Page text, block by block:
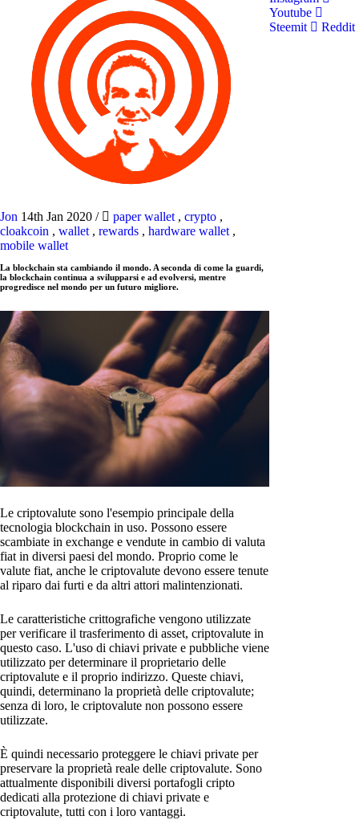
Jon 14th Jan 2020 / paper wallet , crypto ,
cloakcoin , wallet , rewards , hardware wallet ,
mobile wallet
La blockchain sta cambiando il mondo. A seconda di come la guardi,
la blockchain continua a svilupparsi e ad evolversi, mentre
progredisce nel mondo per un futuro migliore.
Le criptovalute sono l'esempio principale della
tecnologia blockchain in uso. Possono essere
scambiate in exchange e vendute in cambio di valuta
fiat in diversi paesi del mondo. Proprio come le
valute fiat, anche le criptovalute devono essere tenute
al riparo dai furti e da altri attori malintenzionati.
Le caratteristiche crittografiche vengono utilizzate
per verificare il trasferimento di asset, criptovalute in
questo caso. L'uso di chiavi private e pubbliche viene
utilizzato per determinare il proprietario delle
criptovalute e il proprio indirizzo. Queste chiavi,
quindi, determinano la proprietà delle criptovalute;
senza di loro, le criptovalute non possono essere
utilizzate.
È quindi necessario proteggere le chiavi private per
preservare la proprietà reale delle criptovalute. Sono
attualmente disponibili diversi portafogli cripto
dedicati alla protezione di chiavi private e
criptovalute, tutti con i loro vantaggi.
Youtube
Steemit
Reddit